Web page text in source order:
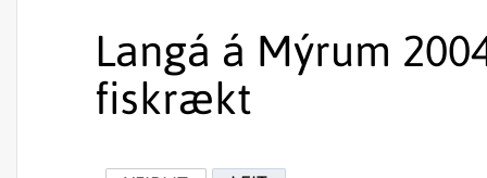
Langá á Mýrum
fiskrækt